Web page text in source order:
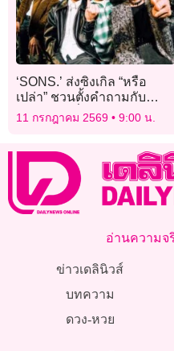
‘SONS.’ ส่งซิงเกิล “หรือ
เปล่า” ชวนตั้งคำถามกับ
ความรู้สึกที่ยังไม่กล้าพูดออก
11 กรกฎาคม 2569 9:00 น.
อ่านความจ
ข่าวเดลินิวส์
บทความ
ดวง-หวย